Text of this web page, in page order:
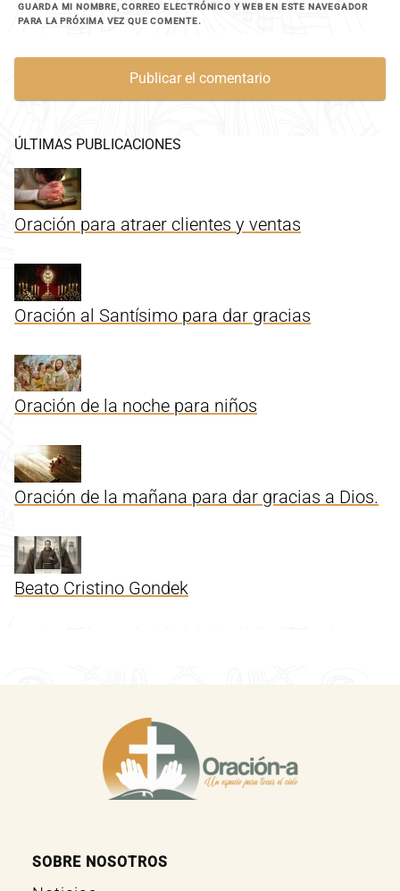
GUARDA MI NOMBRE, CORREO ELECTRÓNICO Y WEB EN ESTE NAVEGADOR
PARA LA PRÓXIMA VEZ QUE COMENTE.
ÚLTIMAS PUBLICACIONES
Oración para atraer clientes y ventas
Oración al Santísimo para dar gracias
Oración de la noche para niños
Oración de la mañana para dar gracias a Dios.
Beato Cristino Gondek
SOBRE NOSOTROS